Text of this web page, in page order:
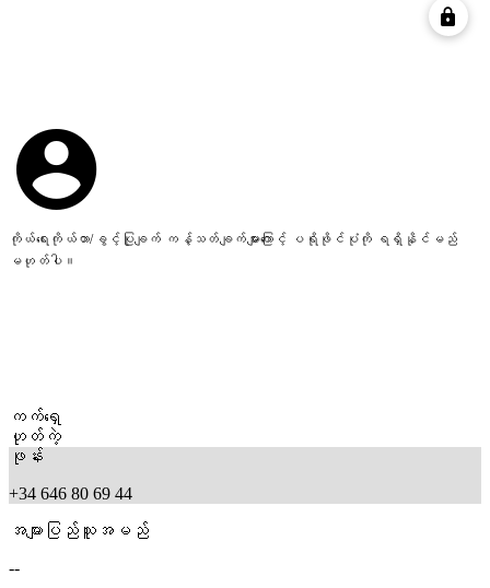
ကိုယ်ရေးကိုယ်တာ/ခွင့်ပြုချက် ကန့်သတ်ချက်များကြောင့် ပရိုဖိုင်ပုံကို ရရှိနိုင်မည်
မဟုတ်ပါ။
ကက်ရှေ
ဟုတ်ကဲ့
ဖုန်း
+34 646 80 69 44
အများပြည်သူအမည်
--